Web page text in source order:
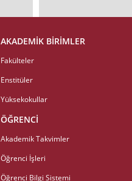
AKADEMİK BİRİMLER
Fakülteler
Enstitüler
Yüksekokullar
ÖĞRENCİ
Akademik Takvimler
Öğrenci İşleri
Öğrenci Bilgi Sistemi